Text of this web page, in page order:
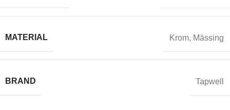
MATERIAL Krom, Mässing
BRAND Tapwell